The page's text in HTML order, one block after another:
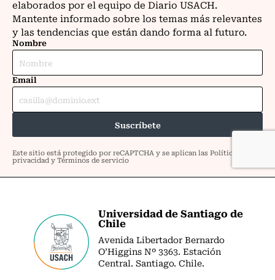
Universidad de Santiago de
Chile
Avenida Libertador Bernardo
O’Higgins Nº 3363. Estación
Central. Santiago. Chile.